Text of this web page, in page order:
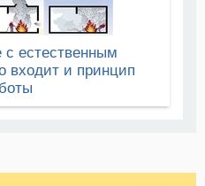
естественным
входит и принцип